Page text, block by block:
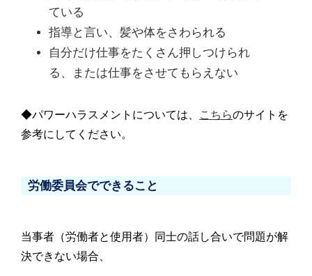
ている
指導と言い、髪や体をさわられる
自分だけ仕事をたくさん押しつけられ
る、または仕事をさせてもらえない
◆パワーハラスメントについては、 こちらのサイトを
参考にしてください。
労働委員会でできること
当事者（労働者と使用者）同士の話し合いで問題が解
決できない場合、